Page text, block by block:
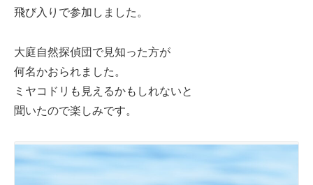
飛び入りで参加しました。
大庭自然探偵団で見知った方が
何名かおられました。
ミヤコドリも見えるかもしれないと
聞いたので楽しみです。